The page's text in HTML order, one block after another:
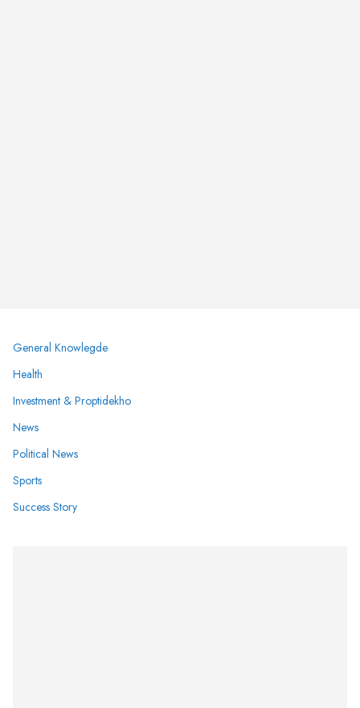
General Knowlegde
Health
Investment & Proptidekho
News
Political News
Sports
Success Story